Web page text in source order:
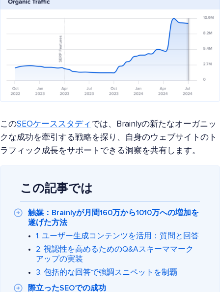
このSEOケーススタディ では、Brainlyの新たなオーガニッ
クな成功を牽引する戦略を探り、自身のウェブサイトのト
ラフィック成長をサポートできる洞察を共有します。
この記事では
触媒：Brainlyが月間160万から1010万への増加を
遂げた方法
1. ユーザー生成コンテンツを活用：質問と回答
2. 視認性を高めるためのQ&Aスキーママーク
アップの実装
3. 包括的な回答で強調スニペットを制覇
際立ったSEOでの成功